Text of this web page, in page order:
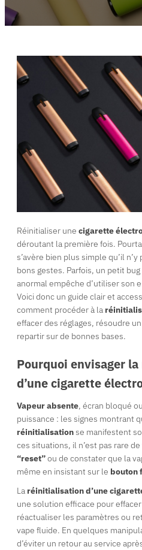
Réinitialiser une cigarette
déroutant la première fois.
s’avère bien plus simple qu’il
bons gestes. Parfois, un petit
anormal empêche d’utiliser son
Voici donc un guide clair et
comment procéder à la
effacer des réglages, résoudre un
repartir sur de bonnes bases.
Pourquoi envisager
d’une cigarette
Vapeur absente, écran bloqué
puissance : les signes montrant
réinitialisationse manifestent
ces situations, il n’est pas rare de
“reset”ou de constater que la
même en insistant sur le bouton
La réinitialisation d’une
une solution efficace pour
réactualiser les paramètres ou
vape fluide. En quelques
d’éviter un retour au service